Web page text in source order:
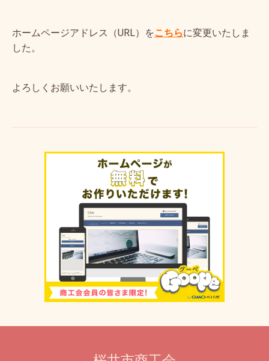
ホームページアドレス（URL）をこちらに変更いたしま
した。
よろしくお願いいたします。